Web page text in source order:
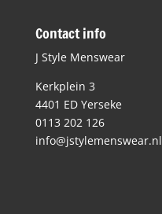
Contact info
J Style Menswear
Kerkplein 3
4401 ED Yerseke
0113 202 126
info@jstylemenswear.nl